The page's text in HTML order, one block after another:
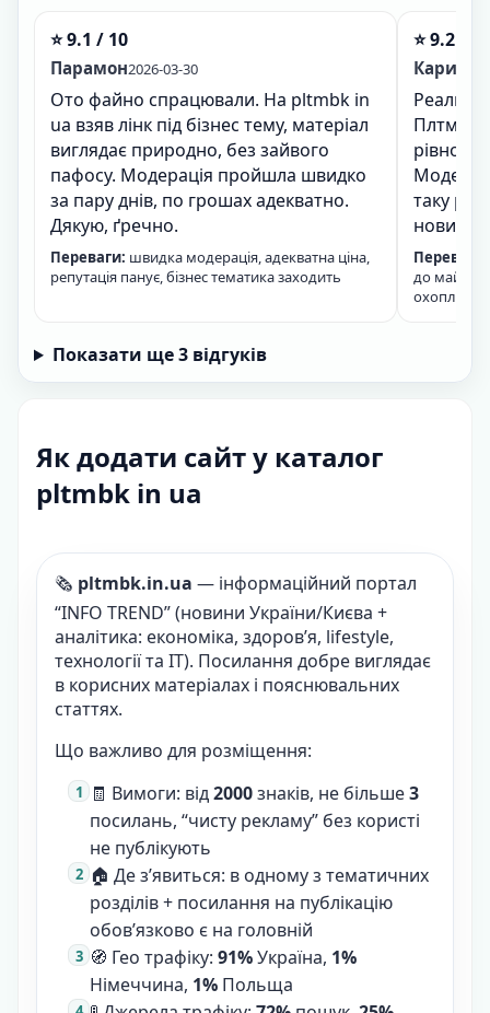
⭐ 9.1 / 10
Парамон2026-03-30
Ото файно спрацювали. На pltmbk in
ua взяв лінк під бізнес тему, матеріал
виглядає природно, без зайвого
пафосу. Модерація пройшла швидко
за пару днів, по грошах адекватно.
Дякую, ґречно.
Переваги: швидка модерація, адекватна ціна,
репутація панує, бізнес тематика заходить
⭐ 9.2 / 10
Карина
Реально
Плтмбк в
рівно і
таку
новина,
Переваги:
до
Показати ще 3 відгуків
Як додати сайт у каталог
pltmbk in ua
🗞️ pltmbk.in.ua — інформаційний портал
“INFO TREND” (новини України/Києва +
аналітика: економіка, здоров’я, lifestyle,
технології та IT). Посилання добре виглядає
в корисних матеріалах і пояснювальних
статтях.
Що важливо для розміщення:
🧾 Вимоги: від2000знаків, не більше3
посилань, “чисту рекламу” без користі
не публікують
🏠 Де з’явиться: в одному з тематичних
розділів + посилання на публікацію
обов’язково є на головній
🧭 Гео трафіку: 91%Україна, 1%
Німеччина, 1% Польща